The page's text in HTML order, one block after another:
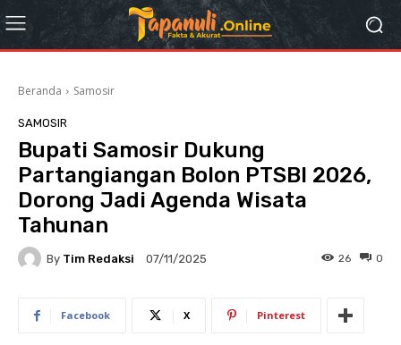
Beranda Samosir
SAMOSIR
Bupati Samosir Dukung
Partangiangan Bolon PTSBI 2026,
Dorong Jadi Agenda Wisata
Tahunan
By Tim Redaksi 07/11/2025 0
26
Facebook X Pinterest